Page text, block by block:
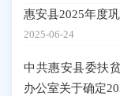
惠安县2025年度
2025-06-24
中共惠安县委扶
办公室关于确定